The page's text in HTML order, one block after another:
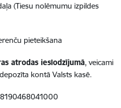
(Tiesu nolēmumu izpildes
pieteikšana
atrodas ieslodzījumā, veicami
kontā Valsts kasē.